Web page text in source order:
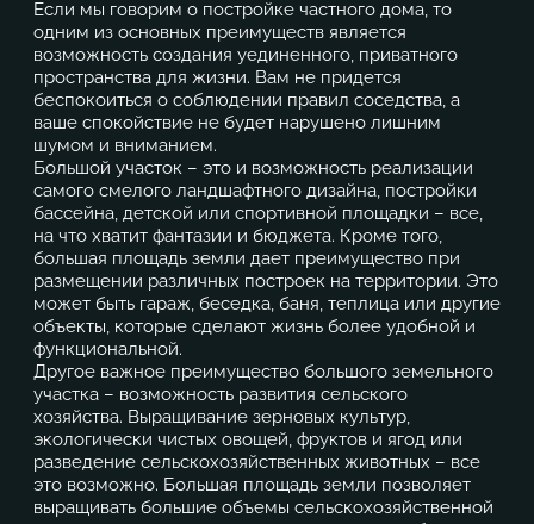
Если мы говорим о постройке частного дома, то
одним из основных преимуществ является
возможность создания уединенного, приватного
пространства для жизни. Вам не придется
беспокоиться о соблюдении правил соседства, а
ваше спокойствие не будет нарушено лишним
шумом и вниманием.
Большой участок – это и возможность реализации
самого смелого ландшафтного дизайна, постройки
бассейна, детской или спортивной площадки – все,
на что хватит фантазии и бюджета. Кроме того,
большая площадь земли дает преимущество при
размещении различных построек на территории. Это
может быть гараж, беседка, баня, теплица или другие
объекты, которые сделают жизнь более удобной и
функциональной.
Другое важное преимущество большого земельного
участка – возможность развития сельского
хозяйства. Выращивание зерновых культур,
экологически чистых овощей, фруктов и ягод или
разведение сельскохозяйственных животных – все
это возможно. Большая площадь земли позволяет
выращивать большие объемы сельскохозяйственной